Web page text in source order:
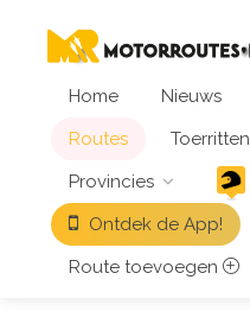
Home
Nieuws
Routes
Toerritten
Provincies
Ontdek de App!
Route toevoegen